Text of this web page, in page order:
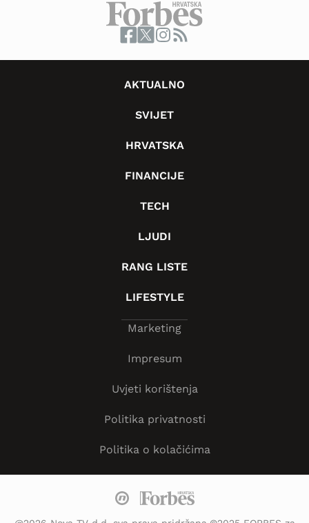
AKTUALNO
SVIJET
HRVATSKA
FINANCIJE
TECH
LJUDI
RANG LISTE
LIFESTYLE
Marketing
Impresum
Uvjeti korištenja
Politika privatnosti
Politika o kolačićima